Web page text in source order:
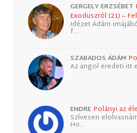
GERGELY ERZSÉBET
Exoduszról (21) –
Idézet Ádám
f…
SZABADOS ÁDÁM
Az angol eredeti itt
ENDRE Polányi az
Szívesen
Ho…